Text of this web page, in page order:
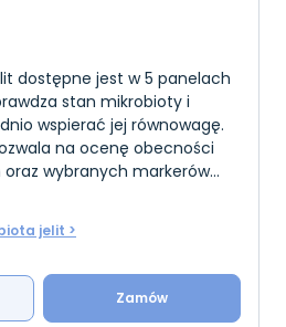
dostępne jest w 5 panelach
stan mikrobioty i
wspierać jej równowagę.
na ocenę obecności
wybranych markerów
jelit >
Zamów